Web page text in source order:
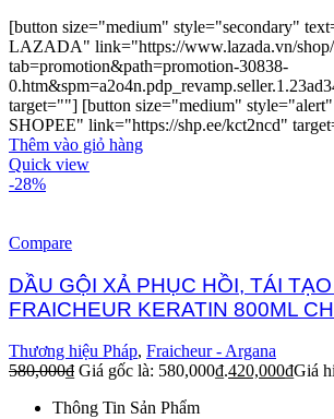
[button size="medium" style="secondary"
LAZADA" link="https://www.lazada.vn/shop/
tab=promotion&path=promotion-30838-
target=""] [button size="medium"
SHOPEE" link="https://shp.ee/kct2ncd"
Thêm vào giỏ hàng
Quick view
-28%
Compare
DẦU GỘI XẢ PHỤC HỒI, TÁI
FRAICHEUR KERATIN 800ML
Thương hiệu Pháp, Fraicheur - Argana
580,000₫ Giá gốc là: 580,000₫.420,000₫Giá
Thông Tin Sản Phẩm